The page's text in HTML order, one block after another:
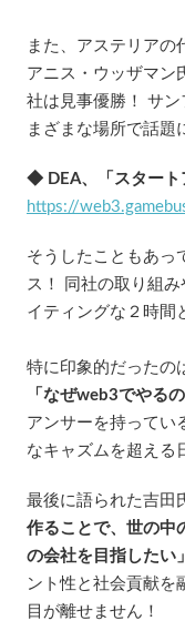
また、アステリアの
アニス・ウッザマン
社は見事優勝！ サ
まざまな場所で話題
◆ DEA、「スタート
https://
そうしたこともあっ
ス！ 同社の取り組
イティングな２時間
特に印象的だったの
「なぜweb3でやる
アンサーを持ってい
なキャズムを超える
最後に語られた吉田
作ることで、世の中
の会社を目指したい」
ント性と社会貢献を
目が離せません！